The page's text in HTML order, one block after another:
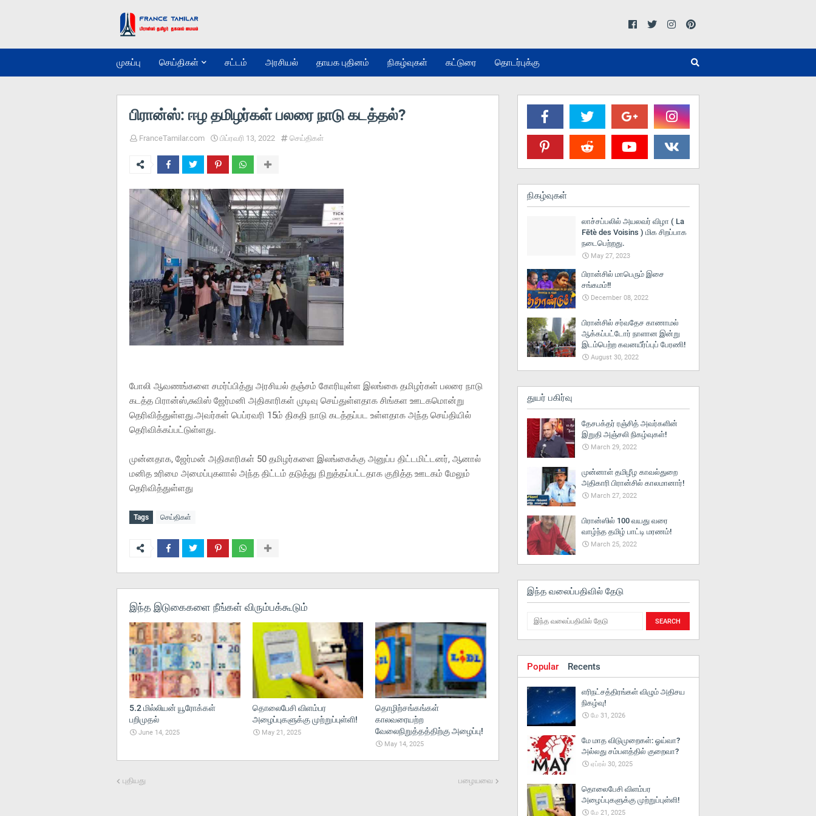
முகப்பு செய்திகள் சட்டம் அரசியல் தாயக புதினம் நிகழ்வுகள் கட்டுரை தொடர்புக்கு
பிரான்ஸ்: ஈழ தமிழர்கள் பலரை நாடு கடத்தல்?
FranceTamilar.com பிப்ரவரி 13, 2022 செய்திகள்
போலி ஆவணங்களை சமர்ப்பித்து அரசியல் தஞ்சம் கோரியுள்ள இலங்கை தமிழர்கள் பலரை நாடு
கடத்த பிரான்ஸ்,சுவிஸ் ஜேர்மனி அதிகாரிகள் முடிவு செய்துள்ளதாக சிங்கள ஊடகமொன்று
தெரிவித்துள்ளது.அவர்கள் பெப்ரவரி 15ம் திகதி நாடு கடத்தப்பட உள்ளதாக அந்த செய்தியில்
தெரிவிக்கப்பட்டுள்ளது.
முன்னதாக, ஜேர்மன் அதிகாரிகள் 50 தமிழர்களை இலங்கைக்கு அனுப்ப திட்டமிட்டனர், ஆனால்
மனித உரிமை அமைப்புகளால் அந்த திட்டம் தடுத்து நிறுத்தப்பட்டதாக குறித்த ஊடகம் மேலும்
தெரிவித்துள்ளது
Tags செய்திகள்
இந்த இடுகைகளை நீங்கள் விரும்பக்கூடும்
5.2 மில்லியன் யூரோக்கள்
பறிமுதல்
June 14, 2025
தொலைபேசி விளம்பர
அழைப்புகளுக்கு முற்றுப்புள்ளி!
May 21, 2025
தொழிற்சங்கங்கள்
காலவரையற்ற
வேலைநிறுத்தத்திற்கு அழைப்பு!
May 14, 2025
புதியது பழையவை
நிகழ்வுகள்
லாச்சப்பலில் அயலவர் விழா ( La
Fētè des Voisins ) மிக சிறப்பாக
நடைபெற்றது.
May 27, 2023
பிரான்சில் மாபெரும் இசை
சங்கமம்!!
December 08, 2022
பிரான்சில் சர்வதேச காணாமல்
ஆக்கப்பட்டோர் நாளான இன்று
இடம்பெற்ற கவனயீர்ப்புப் பேரணி!
August 30, 2022
துயர் பகிர்வு
தேசபக்தர் ரஞ்சித் அவர்களின்
இறுதி அஞ்சலி நிகழ்வுகள்!
March 29, 2022
முன்னாள் தமிழீழ காவல்துறை
அதிகாரி பிரான்சில் காலமானார்!
March 27, 2022
பிரான்ஸில் 100 வயது வரை
வாழ்ந்த தமிழ் பாட்டி மரணம்!
March 25, 2022
இந்த வலைப்பதிவில் தேடு
Popular Recents
எரிநட்சத்திரங்கள் விழும் அதிசய
நிகழ்வு!
மே 31, 2026
மே மாத விடுமுறைகள்: ஓய்வா?
அல்லது சம்பளத்தில் குறைவா?
ஏப்ரல் 30, 2025
தொலைபேசி விளம்பர
அழைப்புகளுக்கு முற்றுப்புள்ளி!
மே 21, 2025